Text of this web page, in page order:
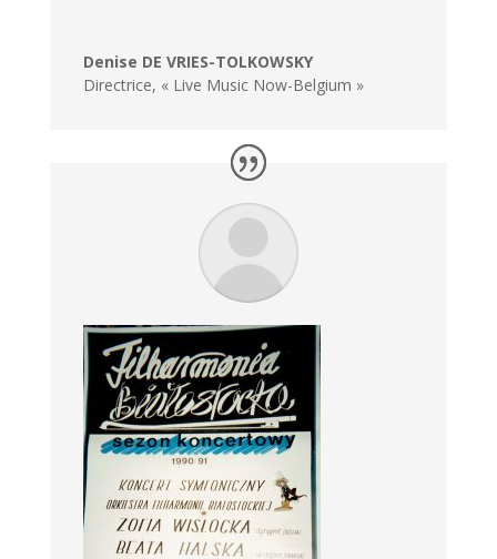
Denise DE VRIES-TOLKOWSKY
Directrice, « Live Music Now-Belgium »